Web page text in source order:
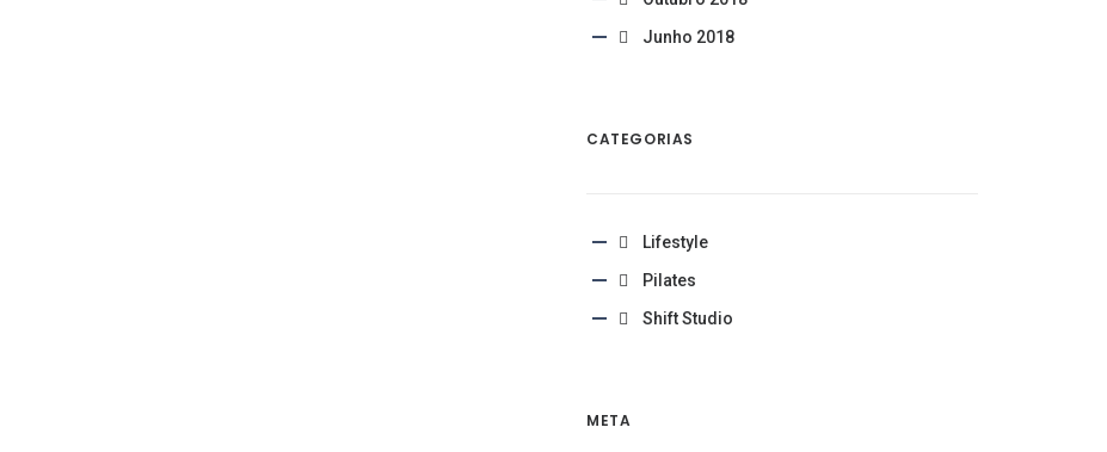
Junho 2018
CATEGORIAS
Lifestyle
Pilates
Shift Studio
META